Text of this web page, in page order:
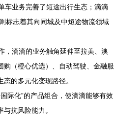
车业务完善了短途出行生态；滴滴
标志着其向同城及中短途物流领域
，滴滴的业务触角延伸至拉美、澳
（橙心优选）、自动驾驶、金融服
的多元化变现路径。
际化”的产品组合，使滴滴能够有效
抗风险能力。